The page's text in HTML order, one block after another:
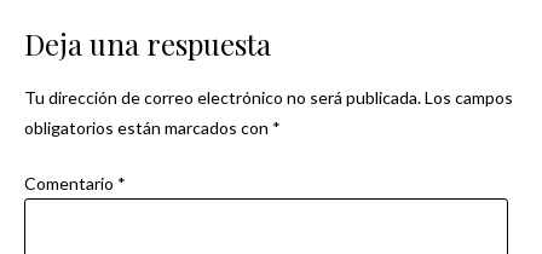
de
entradas
Deja una respuesta
Tu dirección de correo electrónico no será publicada.Los campos
obligatorios están marcados con *
Comentario *